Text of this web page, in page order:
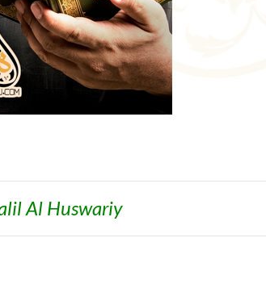
Al Huswariy